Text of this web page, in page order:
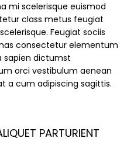
mi scelerisque euismod
class metus feugiat
Feugiat sociis
consectetur elementum
sapien dictumst
orci vestibulum aenean
a cum adipiscing sagittis.
PARTURIENT